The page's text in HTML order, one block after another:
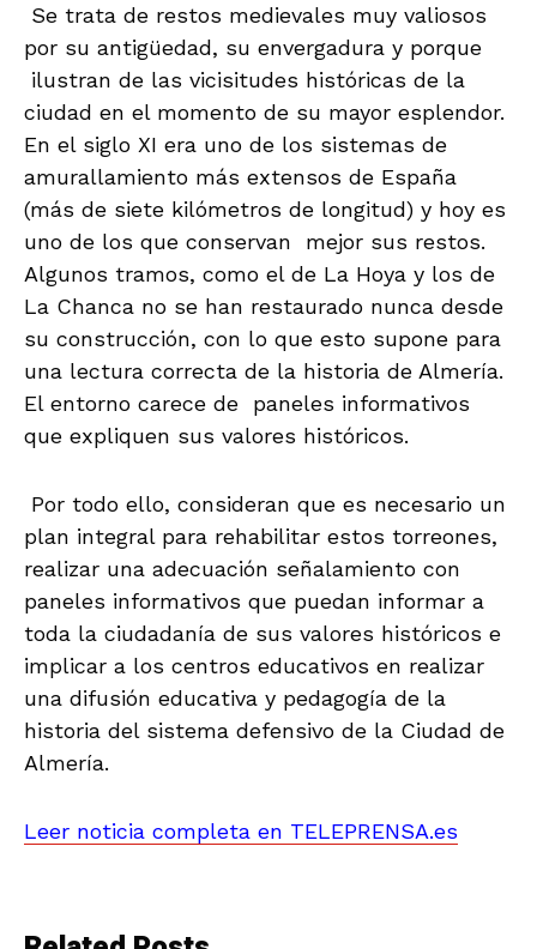
Se trata de restos medievales muy valiosos
por su antigüedad, su envergadura y porque
ilustran de las vicisitudes históricas de la
ciudad en el momento de su mayor esplendor.
En el siglo XI era uno de los sistemas de
amurallamiento más extensos de España
(más de siete kilómetros de longitud) y hoy es
uno de los que conservan mejor sus restos.
Algunos tramos, como el de La Hoya y los de
La Chanca no se han restaurado nunca desde
su construcción, con lo que esto supone para
una lectura correcta de la historia de Almería.
El entorno carece de paneles informativos
que expliquen sus valores históricos.
Por todo ello, consideran que es necesario un
plan integral para rehabilitar estos torreones,
realizar una adecuación señalamiento con
paneles informativos que puedan informar a
toda la ciudadanía de sus valores históricos e
implicar a los centros educativos en realizar
una difusión educativa y pedagogía de la
historia del sistema defensivo de la Ciudad de
Almería.
Leer noticia completa en TELEPRENSA.es